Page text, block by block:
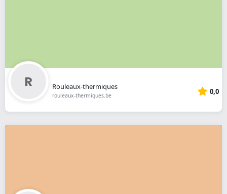
Rouleaux-thermiques
rouleaux-thermiques.be 0,0